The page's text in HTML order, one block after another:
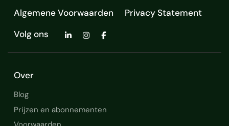
Algemene Voorwaarden
Privacy Statement
Volg ons
Over
Blog
Prijzen en abonnementen